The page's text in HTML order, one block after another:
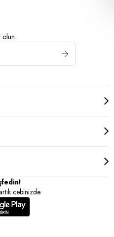
olun.
cebinizde.